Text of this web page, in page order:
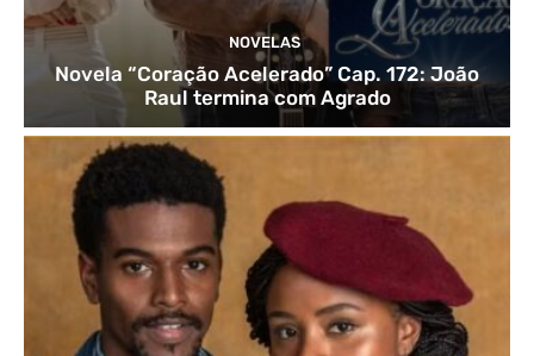
NOVELAS
Novela “Coração Acelerado” Cap. 172: João
Raul termina com Agrado